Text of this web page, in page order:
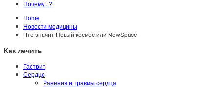
Почему...?
Home
Новости медицины
Что значит Новый космос или NewSpace
Как лечить
Гастрит
Сердце
Ранения и травмы сердца